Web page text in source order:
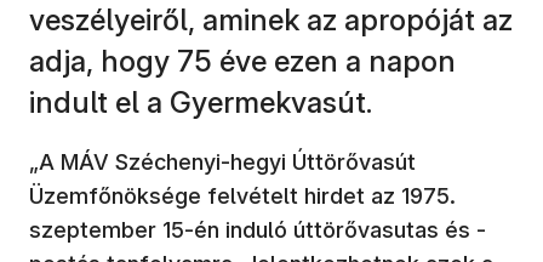
veszélyeiről, aminek az apropóját az
adja, hogy 75 éve ezen a napon
indult el a Gyermekvasút.
„A MÁV Széchenyi-hegyi Úttörővasút
Üzemfőnöksége felvételt hirdet az 1975.
szeptember 15-én induló úttörővasutas és -